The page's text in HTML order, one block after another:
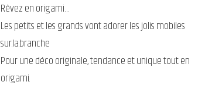
Rêvez en origami…
Les petits et les grands vont adorer les jolis mobiles
sur.la.branche
Pour une déco originale, tendance et unique tout en
origami.